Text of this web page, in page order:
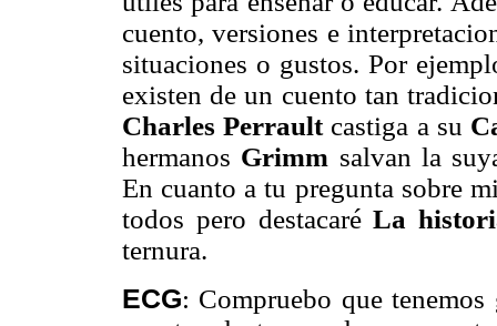
cuento, versiones e
situaciones o gustos. Por
existen de un cuento tan
Charles Perraultcastiga a su
hermanos Grimm salvan la
En cuanto a tu pregunta sobre
todos pero destacaré La
ternura.
ECG: Compruebo que